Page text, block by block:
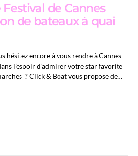
de Cannes
de bateaux à quai
hésitez encore à vous rendre à Cannes
l’espoir d’admirer votre star favorite
? Click & Boat vous propose de…